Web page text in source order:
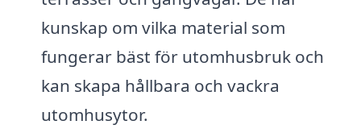
kunskap om vilka material som
fungerar bäst för utomhusbruk och
kan skapa hållbara och vackra
utomhusytor.